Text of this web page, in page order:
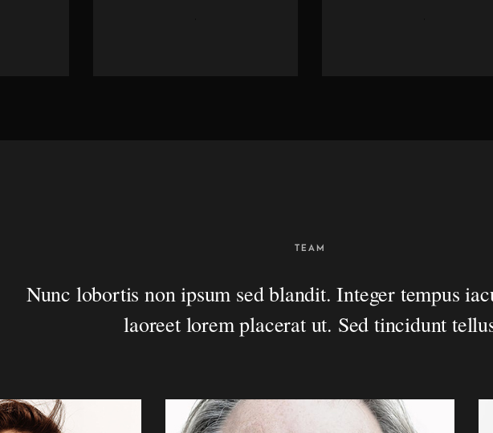
TEAM
Nunc lobortis non ipsum sed blandit. Integer tempus
laoreet lorem placerat ut. Sed tincidunt